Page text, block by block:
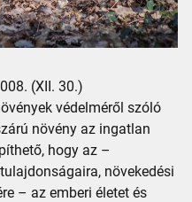
(XII. 30.)
védelméről szóló
növény az ingatlan
hogy az –
növekedési
– az emberi életet és